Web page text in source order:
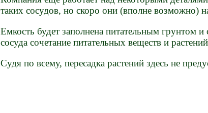
таких сосудов, но скоро они (вполне возможно)
Емкость будет заполнена питательным грунтом
сосуда сочетание питательных веществ и
Судя по всему, пересадка растений здесь не